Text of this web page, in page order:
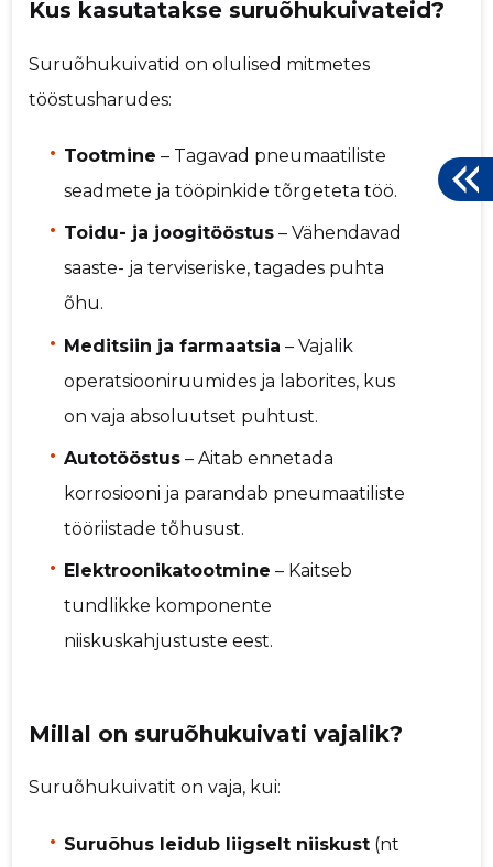
Kus kasutatakse suruõhukuivateid?
Suruõhukuivatid on olulised mitmetes
tööstusharudes:
Tootmine – Tagavad pneumaatiliste
seadmete ja tööpinkide tõrgeteta töö.
Toidu- ja joogitööstus – Vähendavad
saaste- ja terviseriske, tagades puhta
õhu.
Meditsiin ja farmaatsia – Vajalik
operatsiooniruumides ja laborites, kus
on vaja absoluutset puhtust.
Autotööstus – Aitab ennetada
korrosiooni ja parandab pneumaatiliste
tööriistade tõhusust.
Elektroonikatootmine – Kaitseb
tundlikke komponente
niiskuskahjustuste eest.
Millal on suruõhukuivati vajalik?
Suruõhukuivatit on vaja, kui:
Suruõhus leidub liigselt niiskust (nt